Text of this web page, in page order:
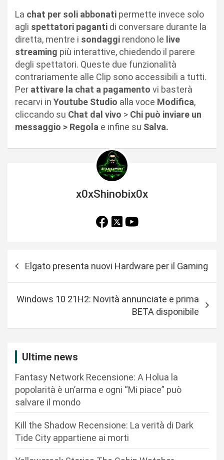
La chat per soli abbonati permette invece solo
agli spettatori paganti di conversare durante la
diretta, mentre i sondaggi rendono le live
streaming più interattive, chiedendo il parere
degli spettatori. Queste due funzionalità
contrariamente alle Clip sono accessibili a tutti.
Per attivare la chat a pagamento vi basterà
recarvi in Youtube Studio alla voce Modifica,
cliccando su Chat dal vivo > Chi può inviare un
messaggio > Regola e infine su Salva.
x0xShinobix0x
Elgato presenta nuovi Hardware per il Gaming
Windows 10 21H2: Novità annunciate e prima
BETA disponibile
Ultime news
Fantasy Network Recensione: A Holua la
popolarità è un’arma e ogni “Mi piace” può
salvare il mondo
Kill the Shadow Recensione: La verità di Dark
Tide City appartiene ai morti